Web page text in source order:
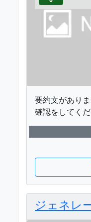
要約文があり
確認をしてくだ
ジェネレ